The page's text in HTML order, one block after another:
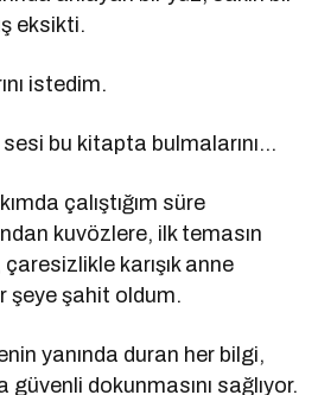
eksikti.
istedim.
bu kitapta bulmalarını…
çalıştığım süre
kuvözlere, ilk temasın
karışık anne
şeye şahit oldum.
yanında duran her bilgi,
dokunmasını sağlıyor.